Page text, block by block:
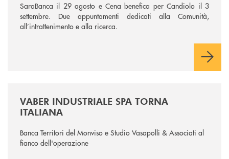
SaraBanca il 29 agosto e Cena benefica per Candiolo il 3
settembre. Due appuntamenti dedicati alla Comunità,
all’intrattenimento e alla ricerca.
VABER INDUSTRIALE SPA TORNA
ITALIANA
Banca Territori del Monviso e Studio Vasapolli & Associati al
fianco dell'operazione